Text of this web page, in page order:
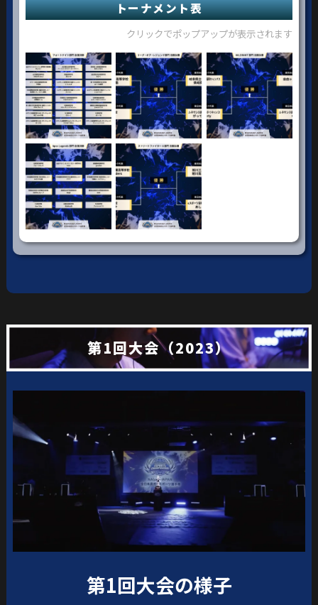
トーナメント表
クリックでポップアップが表示されます
第1回大会（2023）
第1回大会の様子